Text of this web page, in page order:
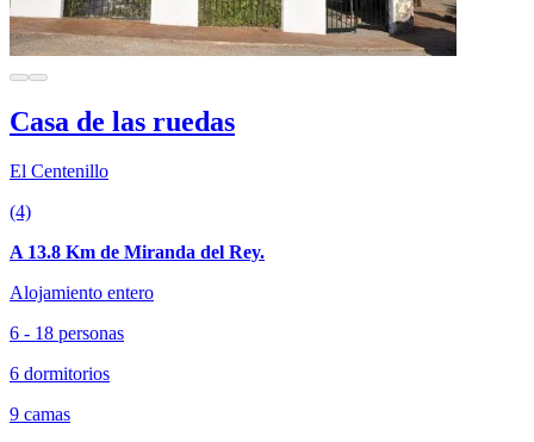
Casa de las ruedas
El Centenillo
(4)
A 13.8 Km de Miranda del Rey.
Alojamiento entero
6 - 18 personas
6 dormitorios
9 camas